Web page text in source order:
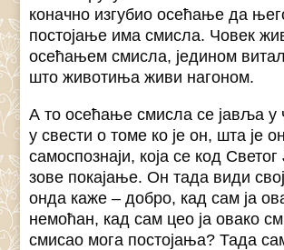
коначно изгубио осећање да
постојање има смисла. Човек
осећањем смисла, једином
што животиња живи нагоном.
А то осећање смисла се јавља у
у свести о томе ко је он, шта је
самоспознаји, која се код
зове покајање. Он тада види
онда каже – добро, кад сам ја
немоћан, кад сам цео ја овако
смисао мога постојања? Тада